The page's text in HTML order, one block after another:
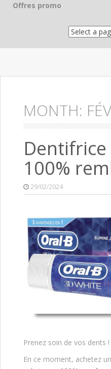
Offres promo
MONTH:
Dentifrice
100%
29/02/2024
Prenez soin de vos dents !
En ce moment, achetez un